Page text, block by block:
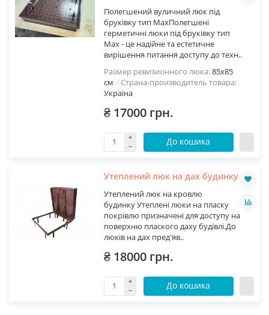
Полегшений вуличний люк під
бруківку тип МахПолегшені
герметичні люки під бруківку тип
Max - це надійне та естетичне
вирішення питання доступу до техн..
Размер ревизионного люка:85х85
см
Страна-производитель товара:
Україна
₴ 17000 грн.
До кошика
Утеплений люк на дах будинку
Утеплений люк на кровлю
будинку Утеплені люки на пласку
покрівлю призначені для доступу на
поверхню плаского даху будівлі.До
люків на дах пред'яв..
₴ 18000 грн.
До кошика